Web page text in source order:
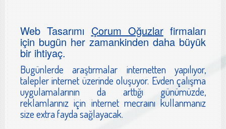
Web TasarımıÇorum Oğuzlarfirmaları
için bugün her zamankinden daha büyük
bir ihtiyaç.
Bugünlerde araştırmalar internetten yapılıyor,
talepler internet üzerinde oluşuyor. Evden çalışma
uygulamalarının da arttığı günümüzde,
reklamlarınız için internet mecraını kullanmanız
size extra fayda sağlayacak.